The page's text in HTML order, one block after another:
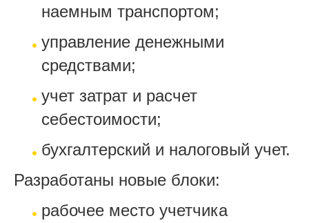
наемным транспортом;
управление денежными
средствами;
учет затрат и расчет
себестоимости;
бухгалтерский и налоговый учет.
Разработаны новые блоки:
рабочее место учетчика